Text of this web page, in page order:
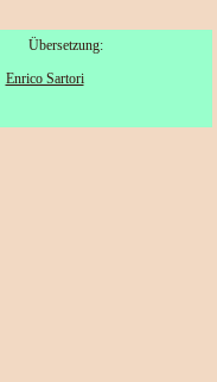
Übersetzung:
Enrico Sartori